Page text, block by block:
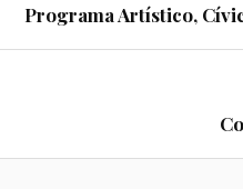
Programa Artístico,